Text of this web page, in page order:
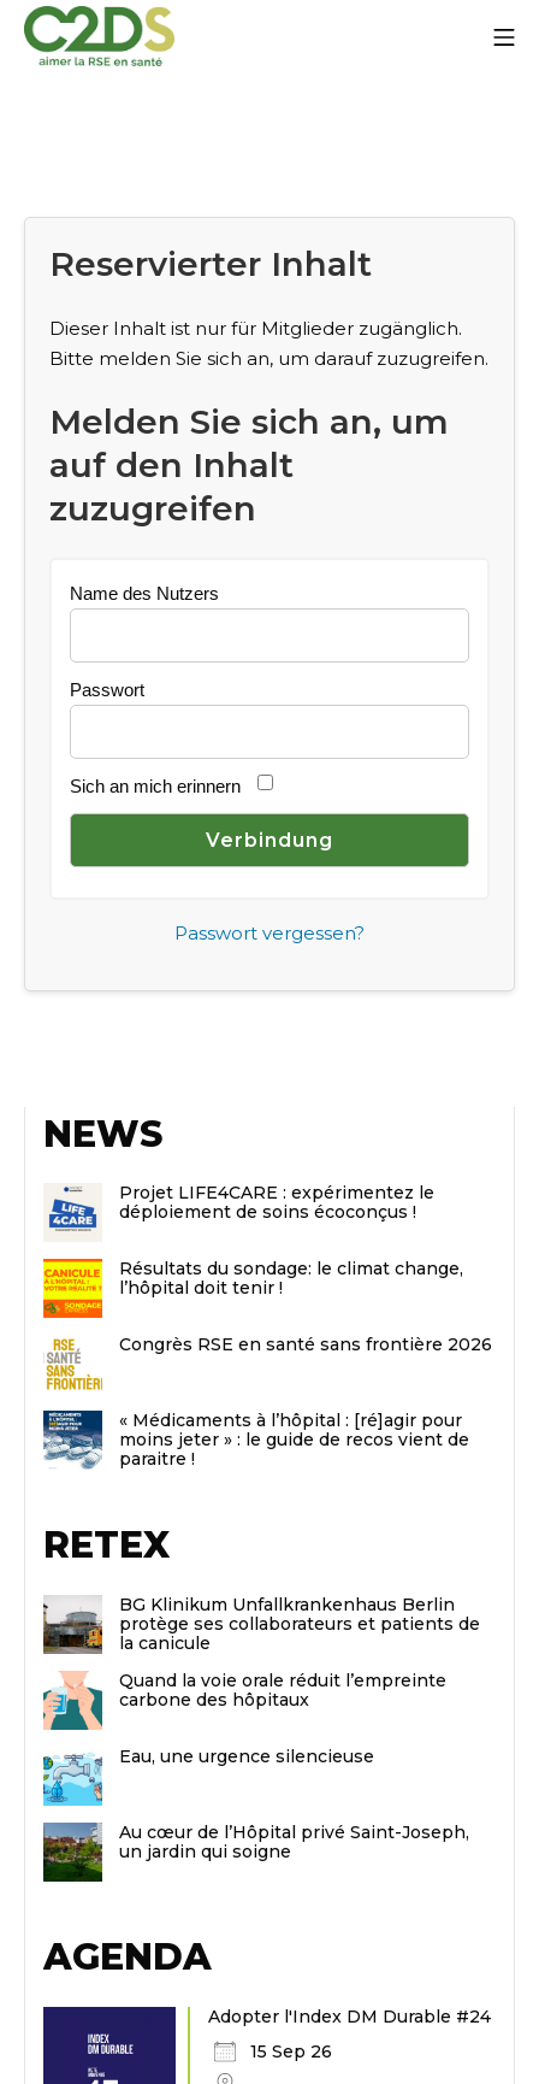
Zum
Inhalt
springen
Reservierter Inhalt
Dieser Inhalt ist nur für Mitglieder zugänglich.
Bitte melden Sie sich an, um darauf zuzugreifen.
Melden Sie sich an, um
auf den Inhalt
zuzugreifen
Name des Nutzers
Passwort
Sich an mich erinnern
Passwort vergessen?
NEWS
Projet LIFE4CARE : expérimentez le
déploiement de soins écoconçus !
Résultats du sondage: le climat change,
l’hôpital doit tenir !
Congrès RSE en santé sans frontière 2026
« Médicaments à l’hôpital : [ré]agir pour
moins jeter » : le guide de recos vient de
paraitre !
RETEX
BG Klinikum Unfallkrankenhaus Berlin
protège ses collaborateurs et patients de
la canicule
Quand la voie orale réduit l’empreinte
carbone des hôpitaux
Eau, une urgence silencieuse
Au cœur de l’Hôpital privé Saint-Joseph,
un jardin qui soigne
AGENDA
Adopter l'Index DM Durable #24
15 Sep 26